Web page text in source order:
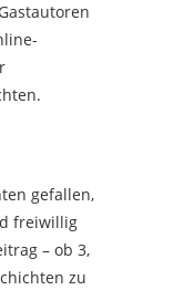
gefallen,
freiwillig
– ob 3,
zu